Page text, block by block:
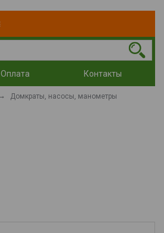
Оплата Контакты
Домкраты, насосы, манометры